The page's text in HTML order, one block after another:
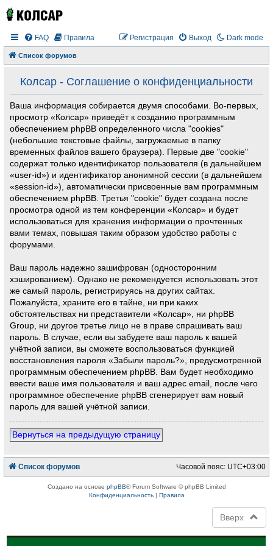
Dark mode
FAQ Правила Выход
Регистрация
Список форумов
Колсар - Соглашение о конфиденциальности
Ваша информация собирается двумя способами. Во-первых,
просмотр «Колсар» приведёт к созданию программным
обеспечением phpBB определенного числа "cookies"
(небольшие текстовые файлы, загружаемые в папку
временных файлов вашего браузера). Первые две "cookie"
содержат только идентификатор пользователя (в дальнейшем
«user-id») и идентификатор анонимной сессии (в дальнейшем
«session-id»), автоматически присвоенные вам программным
обеспечением phpBB. Третья "cookie" будет создана после
просмотра одной из тем конференции «Колсар» и будет
использоваться для хранения информации о прочтенных
вами темах, повышая таким образом удобство работы с
форумами.
Ваш пароль надежно зашифрован (односторонним
хэшированием). Однако не рекомендуется использовать этот
же самый пароль, регистрируясь на других сайтах.
Пожалуйста, храните его в тайне, ни при каких
обстоятельствах ни представители «Колсар», ни phpBB
Group, ни другое третье лицо не в праве спрашивать ваш
пароль. В случае, если вы забудете ваш пароль к вашей
учётной записи, вы сможете воспользоваться функцией
восстановления пароля «Забыли пароль?», предусмотренной
программным обеспечением phpBB. Вам будет необходимо
ввести ваше имя пользователя и ваш адрес email, после чего
программное обеспечение phpBB сгенерирует вам новый
пароль для вашей учётной записи.
Вернуться на предыдущую страницу
Список форумов Часовой пояс: UTC+03:00
Создано на основе phpBB® Forum Software © phpBB Limited
Конфиденциальность| Правила
Вверх